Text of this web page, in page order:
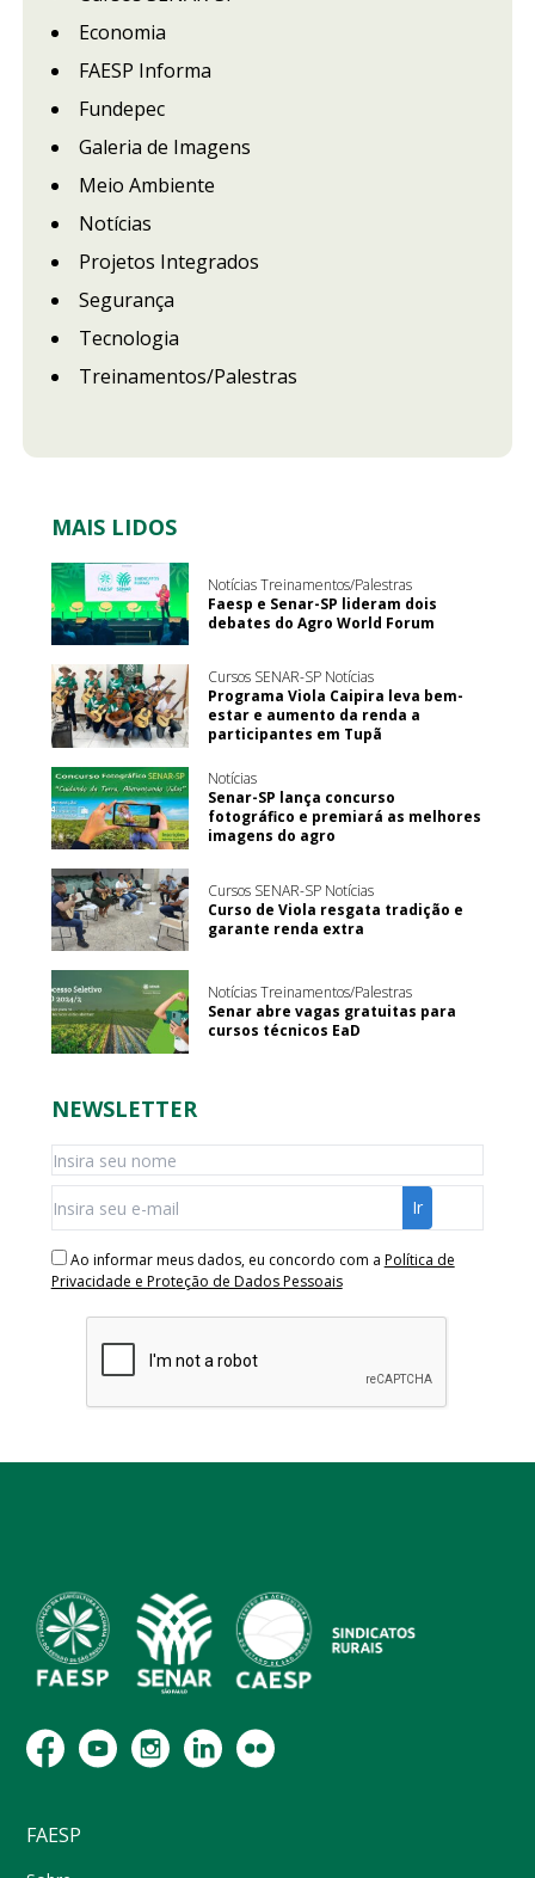
Economia
FAESP Informa
Fundepec
Galeria de Imagens
Meio Ambiente
Notícias
Projetos Integrados
Segurança
Tecnologia
Treinamentos/Palestras
MAIS LIDOS
Notícias Treinamentos/Palestras
Faesp e Senar-SP lideram dois
debates do Agro World Forum
Cursos SENAR-SP Notícias
Programa Viola Caipira leva bem-
estar e aumento da renda a
participantes em Tupã
Notícias
Senar-SP lança concurso
fotográfico e premiará as melhores
imagens do agro
Cursos SENAR-SP Notícias
Curso de Viola resgata tradição e
garante renda extra
Notícias Treinamentos/Palestras
Senar abre vagas gratuitas para
cursos técnicos EaD
NEWSLETTER
Ao informar meus dados, eu concordo com a Política de
Privacidade e Proteção de Dados Pessoais
FAESP